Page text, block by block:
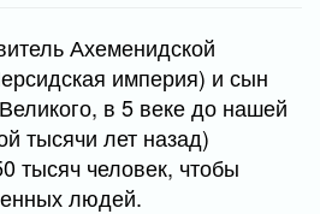
Ахеменидской
империя) и сын
в 5 веке до нашей
тысячи лет назад)
тысяч человек, чтобы
людей.